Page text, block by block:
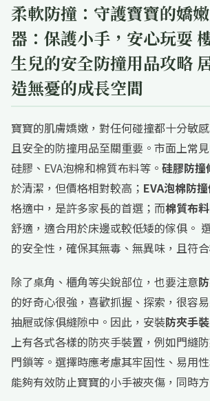
柔軟防撞：守護寶寶的嬌
器：保護小手，安心玩耍
生兒的安全防撞用品攻略
造無憂的成長空間
寶寶的肌膚嬌嫩，對任何碰撞都十分敏
且安全的防撞用品至關重要。市面上常
硅膠、EVA泡棉和棉質布料等。 硅膠防撞
於清潔，但價格相對較高； EVA泡棉防
格適中，是許多家長的首選；而棉質布
舒適，適合用於床邊或較低矮的傢俱。
的安全性，確保其無毒、無異味，且符
除了桌角、櫃角等尖銳部位，也要注意
的好奇心很強，喜歡抓握、探索，很容
抽屜或傢俱縫隙中。因此，安裝防夾手
上有各式各樣的防夾手裝置，例如門縫
門鎖等。選擇時應考慮其牢固性、易用
能夠有效防止寶寶的小手被夾傷，同時